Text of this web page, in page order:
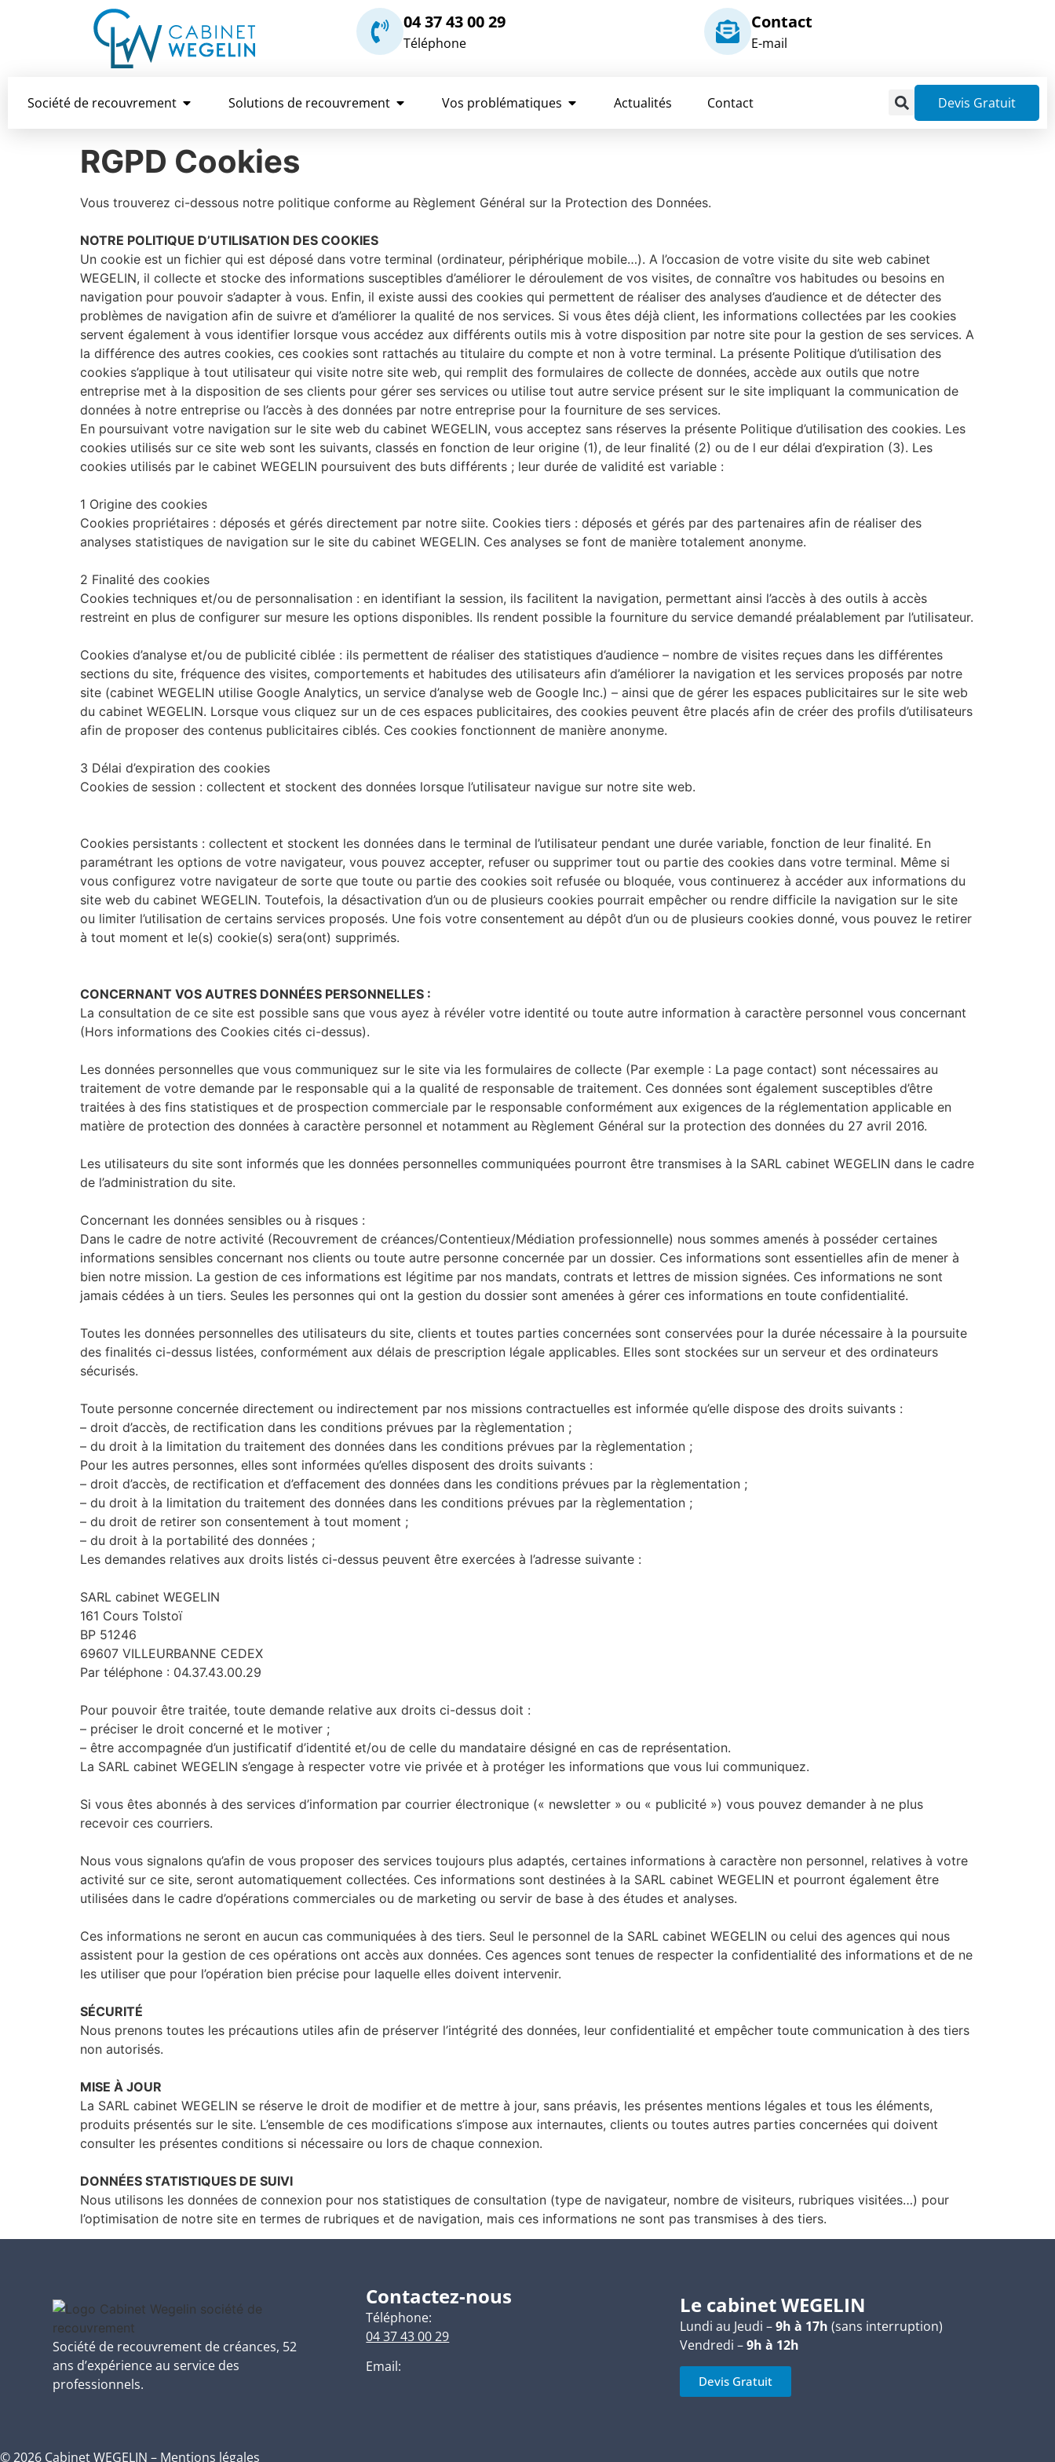
04 37 43 00 29
Téléphone
Contact
E-mail
Société de recouvrement Solutions de recouvrement Vos problématiques Actualités Contact Devis Gratuit
RGPD Cookies
Vous trouverez ci-dessous notre politique conforme au Règlement Général sur la Protection des Données.
NOTRE POLITIQUE D’UTILISATION DES COOKIES
Un cookie est un fichier qui est déposé dans votre terminal (ordinateur, périphérique mobile…). A l’occasion de votre visite du site web cabinet
WEGELIN, il collecte et stocke des informations susceptibles d’améliorer le déroulement de vos visites, de connaître vos habitudes ou besoins en
navigation pour pouvoir s’adapter à vous. Enfin, il existe aussi des cookies qui permettent de réaliser des analyses d’audience et de détecter des
problèmes de navigation afin de suivre et d’améliorer la qualité de nos services. Si vous êtes déjà client, les informations collectées par les cookies
servent également à vous identifier lorsque vous accédez aux différents outils mis à votre disposition par notre site pour la gestion de ses services. A
la différence des autres cookies, ces cookies sont rattachés au titulaire du compte et non à votre terminal. La présente Politique d’utilisation des
cookies s’applique à tout utilisateur qui visite notre site web, qui remplit des formulaires de collecte de données, accède aux outils que notre
entreprise met à la disposition de ses clients pour gérer ses services ou utilise tout autre service présent sur le site impliquant la communication de
données à notre entreprise ou l’accès à des données par notre entreprise pour la fourniture de ses services.
En poursuivant votre navigation sur le site web du cabinet WEGELIN, vous acceptez sans réserves la présente Politique d’utilisation des cookies. Les
cookies utilisés sur ce site web sont les suivants, classés en fonction de leur origine (1), de leur finalité (2) ou de l eur délai d’expiration (3). Les
cookies utilisés par le cabinet WEGELIN poursuivent des buts différents ; leur durée de validité est variable :
1 Origine des cookies
Cookies propriétaires : déposés et gérés directement par notre siite. Cookies tiers : déposés et gérés par des partenaires afin de réaliser des
analyses statistiques de navigation sur le site du cabinet WEGELIN. Ces analyses se font de manière totalement anonyme.
2 Finalité des cookies
Cookies techniques et/ou de personnalisation : en identifiant la session, ils facilitent la navigation, permettant ainsi l’accès à des outils à accès
restreint en plus de configurer sur mesure les options disponibles. Ils rendent possible la fourniture du service demandé préalablement par l’utilisateur.
Cookies d’analyse et/ou de publicité ciblée : ils permettent de réaliser des statistiques d’audience – nombre de visites reçues dans les différentes
sections du site, fréquence des visites, comportements et habitudes des utilisateurs afin d’améliorer la navigation et les services proposés par notre
site (cabinet WEGELIN utilise Google Analytics, un service d’analyse web de Google Inc.) – ainsi que de gérer les espaces publicitaires sur le site web
du cabinet WEGELIN. Lorsque vous cliquez sur un de ces espaces publicitaires, des cookies peuvent être placés afin de créer des profils d’utilisateurs
afin de proposer des contenus publicitaires ciblés. Ces cookies fonctionnent de manière anonyme.
3 Délai d’expiration des cookies
Cookies de session : collectent et stockent des données lorsque l’utilisateur navigue sur notre site web.
Cookies persistants : collectent et stockent les données dans le terminal de l’utilisateur pendant une durée variable, fonction de leur finalité. En
paramétrant les options de votre navigateur, vous pouvez accepter, refuser ou supprimer tout ou partie des cookies dans votre terminal. Même si
vous configurez votre navigateur de sorte que toute ou partie des cookies soit refusée ou bloquée, vous continuerez à accéder aux informations du
site web du cabinet WEGELIN. Toutefois, la désactivation d’un ou de plusieurs cookies pourrait empêcher ou rendre difficile la navigation sur le site
ou limiter l’utilisation de certains services proposés. Une fois votre consentement au dépôt d’un ou de plusieurs cookies donné, vous pouvez le retirer
à tout moment et le(s) cookie(s) sera(ont) supprimés.
CONCERNANT VOS AUTRES DONNÉES PERSONNELLES :
La consultation de ce site est possible sans que vous ayez à révéler votre identité ou toute autre information à caractère personnel vous concernant
(Hors informations des Cookies cités ci-dessus).
Les données personnelles que vous communiquez sur le site via les formulaires de collecte (Par exemple : La page contact) sont nécessaires au
traitement de votre demande par le responsable qui a la qualité de responsable de traitement. Ces données sont également susceptibles d’être
traitées à des fins statistiques et de prospection commerciale par le responsable conformément aux exigences de la réglementation applicable en
matière de protection des données à caractère personnel et notamment au Règlement Général sur la protection des données du 27 avril 2016.
Les utilisateurs du site sont informés que les données personnelles communiquées pourront être transmises à la SARL cabinet WEGELIN dans le cadre
de l’administration du site.
Concernant les données sensibles ou à risques :
Dans le cadre de notre activité (Recouvrement de créances/Contentieux/Médiation professionnelle) nous sommes amenés à posséder certaines
informations sensibles concernant nos clients ou toute autre personne concernée par un dossier. Ces informations sont essentielles afin de mener à
bien notre mission. La gestion de ces informations est légitime par nos mandats, contrats et lettres de mission signées. Ces informations ne sont
jamais cédées à un tiers. Seules les personnes qui ont la gestion du dossier sont amenées à gérer ces informations en toute confidentialité.
Toutes les données personnelles des utilisateurs du site, clients et toutes parties concernées sont conservées pour la durée nécessaire à la poursuite
des finalités ci-dessus listées, conformément aux délais de prescription légale applicables. Elles sont stockées sur un serveur et des ordinateurs
sécurisés.
Toute personne concernée directement ou indirectement par nos missions contractuelles est informée qu’elle dispose des droits suivants :
– droit d’accès, de rectification dans les conditions prévues par la règlementation ;
– du droit à la limitation du traitement des données dans les conditions prévues par la règlementation ;
Pour les autres personnes, elles sont informées qu’elles disposent des droits suivants :
– droit d’accès, de rectification et d’effacement des données dans les conditions prévues par la règlementation ;
– du droit à la limitation du traitement des données dans les conditions prévues par la règlementation ;
– du droit de retirer son consentement à tout moment ;
– du droit à la portabilité des données ;
Les demandes relatives aux droits listés ci-dessus peuvent être exercées à l’adresse suivante :
SARL cabinet WEGELIN
161 Cours Tolstoï
BP 51246
69607 VILLEURBANNE CEDEX
Par téléphone : 04.37.43.00.29
Pour pouvoir être traitée, toute demande relative aux droits ci-dessus doit :
– préciser le droit concerné et le motiver ;
– être accompagnée d’un justificatif d’identité et/ou de celle du mandataire désigné en cas de représentation.
La SARL cabinet WEGELIN s’engage à respecter votre vie privée et à protéger les informations que vous lui communiquez.
Si vous êtes abonnés à des services d’information par courrier électronique (« newsletter » ou « publicité ») vous pouvez demander à ne plus
recevoir ces courriers.
Nous vous signalons qu’afin de vous proposer des services toujours plus adaptés, certaines informations à caractère non personnel, relatives à votre
activité sur ce site, seront automatiquement collectées. Ces informations sont destinées à la SARL cabinet WEGELIN et pourront également être
utilisées dans le cadre d’opérations commerciales ou de marketing ou servir de base à des études et analyses.
Ces informations ne seront en aucun cas communiquées à des tiers. Seul le personnel de la SARL cabinet WEGELIN ou celui des agences qui nous
assistent pour la gestion de ces opérations ont accès aux données. Ces agences sont tenues de respecter la confidentialité des informations et de ne
les utiliser que pour l’opération bien précise pour laquelle elles doivent intervenir.
SÉCURITÉ
Nous prenons toutes les précautions utiles afin de préserver l’intégrité des données, leur confidentialité et empêcher toute communication à des tiers
non autorisés.
MISE À JOUR
La SARL cabinet WEGELIN se réserve le droit de modifier et de mettre à jour, sans préavis, les présentes mentions légales et tous les éléments,
produits présentés sur le site. L’ensemble de ces modifications s’impose aux internautes, clients ou toutes autres parties concernées qui doivent
consulter les présentes conditions si nécessaire ou lors de chaque connexion.
DONNÉES STATISTIQUES DE SUIVI
Nous utilisons les données de connexion pour nos statistiques de consultation (type de navigateur, nombre de visiteurs, rubriques visitées…) pour
l’optimisation de notre site en termes de rubriques et de navigation, mais ces informations ne sont pas transmises à des tiers.
Société de recouvrement de créances, 52
ans d’expérience au service des
professionnels.
Contactez-nous
Téléphone:
04 37 43 00 29
Email:
Le cabinet WEGELIN
Lundi au Jeudi –9h à 17h (sans interruption)
Vendredi –9h à 12h
Devis Gratuit
© 2026 Cabinet WEGELIN – Mentions légales